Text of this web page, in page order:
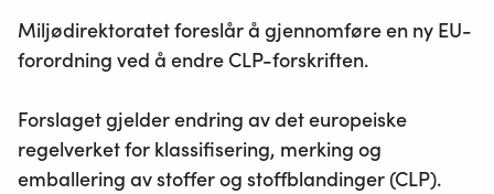
Miljødirektoratet foreslår å gjennomføre en ny EU-
forordning ved å endre CLP-forskriften.
Forslaget gjelder endring av det europeiske
regelverket for klassifisering, merking og
emballering av stoffer og stoffblandinger (CLP).